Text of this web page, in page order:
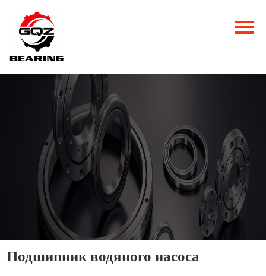
Главная
Продукция
Новости
Контакты
Подшипник водяного насоса